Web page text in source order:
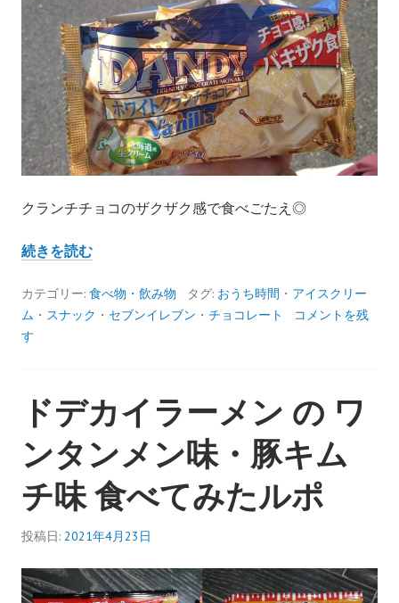
クランチチョコのザクザク感で食べごたえ◎
続きを読むDANDY
ワ
イ
ン
チ
チ
ョ
コ
レ
ー
バ
ニ
カテゴリー: 食べ物・飲み物 タグ: おうち時間 ・ アイスクリー
ム ・ スナック ・ セブンイレブン ・ チョコレート
コメントを残
す
ドデカイラーメン の ワ
ンタンメン味・豚キム
チ味 食べてみたルポ
投稿日: 2021年4月23日